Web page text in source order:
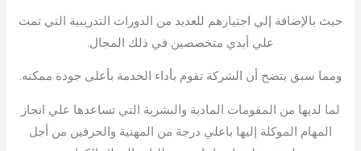
حيث بالإضافة إلي اجتيازهم للعديد من الدورات التدريبية التي تمت
علي أيدي متخصصين في ذلك المجال.
ومما سبق يتضح أن الشركة تقوم بأداء الخدمة بأعلى جودة ممكنه.
لما لديها من المقومات المادية والبشرية التي تساعدها علي انجاز
المهام الموكلة إليها باعلي درجة من المهنية والحرفين من أجل